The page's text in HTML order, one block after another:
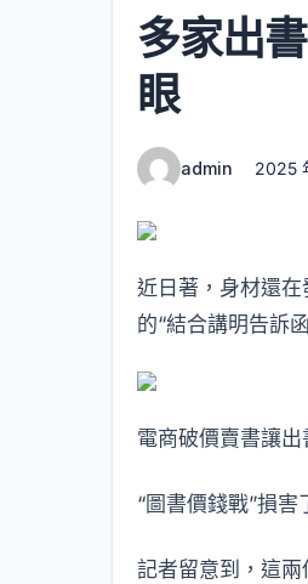
多家出
眼
admin 2025
近日著，身材還
的“結合講明告訴
電商破價賣書讓
“圖書價錢戰”損害
記者留意到，這